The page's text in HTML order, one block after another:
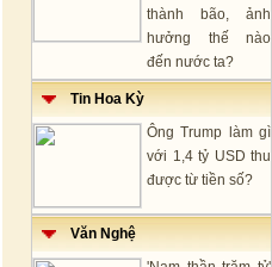
thành bão, ảnh
hưởng thế nào
đến nước ta?
Tin Hoa Kỳ
Ông Trump làm gì
với 1,4 tỷ USD thu
được từ tiền số?
Văn Nghệ